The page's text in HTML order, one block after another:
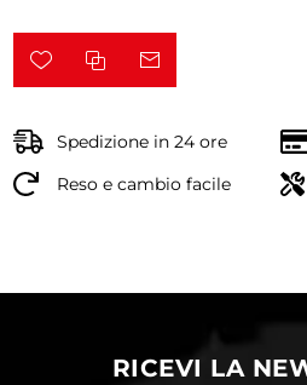
Spedizione in 24 ore
Reso e cambio facile
RICEVI LA